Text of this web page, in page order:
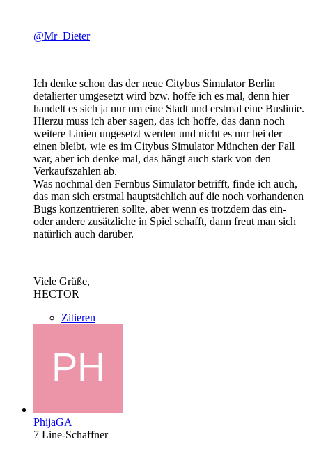
@Mr_Dieter
Ich denke schon das der neue Citybus Simulator Berlin
detalierter umgesetzt wird bzw. hoffe ich es mal, denn hier
handelt es sich ja nur um eine Stadt und erstmal eine Buslinie.
Hierzu muss ich aber sagen, das ich hoffe, das dann noch
weitere Linien ungesetzt werden und nicht es nur bei der
einen bleibt, wie es im Citybus Simulator München der Fall
war, aber ich denke mal, das hängt auch stark von den
Verkaufszahlen ab.
Was nochmal den Fernbus Simulator betrifft, finde ich auch,
das man sich erstmal hauptsächlich auf die noch vorhandenen
Bugs konzentrieren sollte, aber wenn es trotzdem das ein-
oder andere zusätzliche in Spiel schafft, dann freut man sich
natürlich auch darüber.
Viele Grüße,
HECTOR
Zitieren
PhijaGA
7 Line-Schaffner